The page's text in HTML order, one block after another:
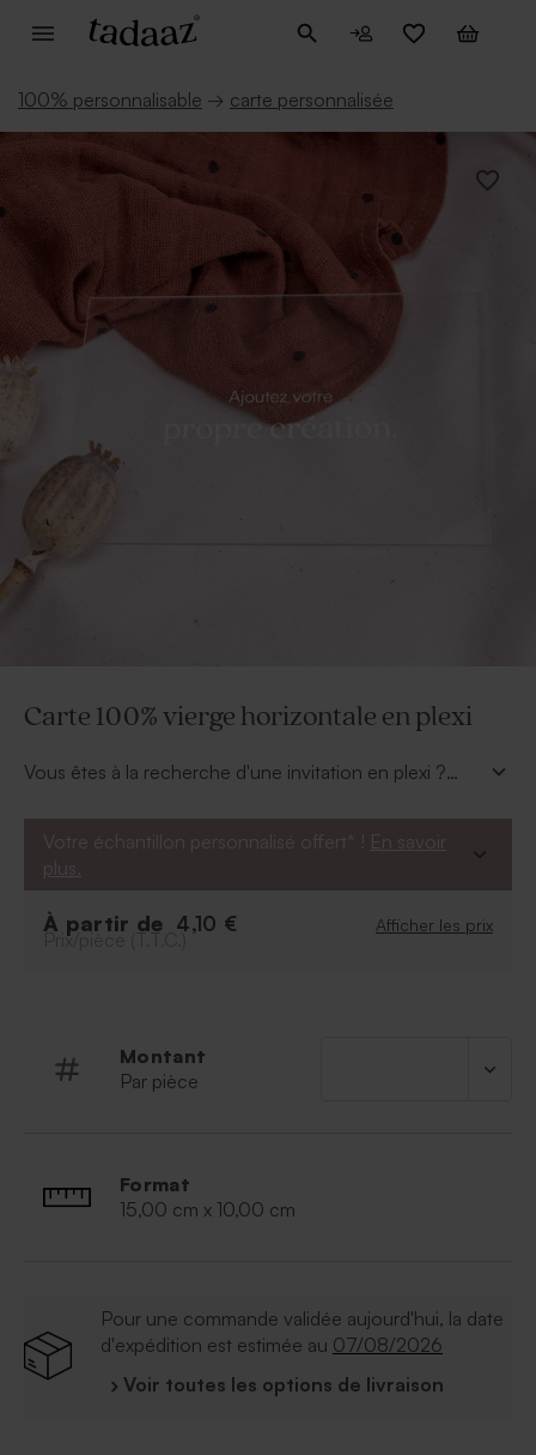
100% personnalisable → carte personnalisée
Carte 100% vierge horizontale en plexi
Vous êtes à la recherche d'une invitation en plexi ?
carte 100% vierge horizontale en plexi sera parfaite
pour votre évènement. Cette carte existe en
différentes tailles.
Votre échantillon personnalisé offert* ! En savoir
plus.
À partir de 4,10 € Afficher les prix
Prix/pièce (T.T.C.)
Montant
Par pièce
Format
15,00 cm x 10,00 cm
Pour une commande validée aujourd'hui, la date
d'expédition est estimée au 07/08/2026
› Voir toutes les options de livraison